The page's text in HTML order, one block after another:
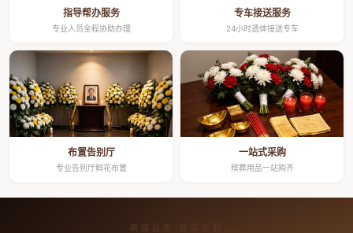
指导帮办服务
专业人员全程协助办理
专车接送服务
24小时遗体接送专车
布置告别厅
专业告别厅鲜花布置
一站式采购
殡葬用品一站购齐
高端品质 按需定制